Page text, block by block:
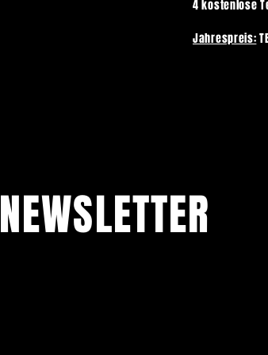
4 kostenlose
Jahrespreis:
NEWSLETTER